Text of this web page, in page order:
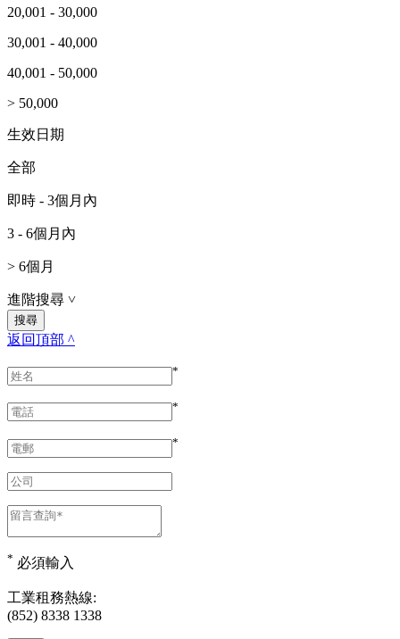
20,001 - 30,000
30,001 - 40,000
40,001 - 50,000
> 50,000
生效日期
全部
即時 - 3個月內
3 - 6個月內
> 6個月
進階搜尋 ˅
返回頂部 ^
*
*
*
* 必須輸入
工業租務熱線:
(852) 8338 1338